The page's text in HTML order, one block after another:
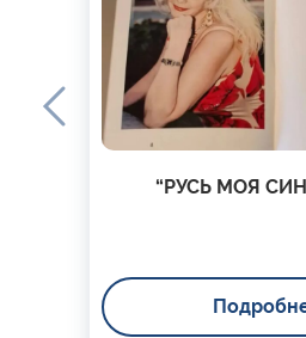
“РУСЬ МОЯ